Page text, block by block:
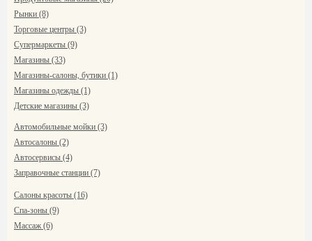
Рынки (8)
Торговые центры (3)
Супермаркеты (9)
Магазины (33)
Магазины-салоны, бутики (1)
Магазины одежды (1)
Детские магазины (3)
Автомобильные мойки (3)
Автосалоны (2)
Автосервисы (4)
Заправочные станции (7)
Салоны красоты (16)
Спа-зоны (9)
Массаж (6)